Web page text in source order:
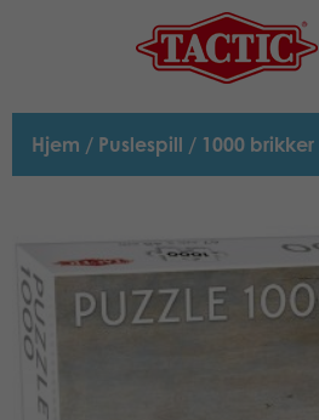
Hjem / Puslespill / 1000 brikker